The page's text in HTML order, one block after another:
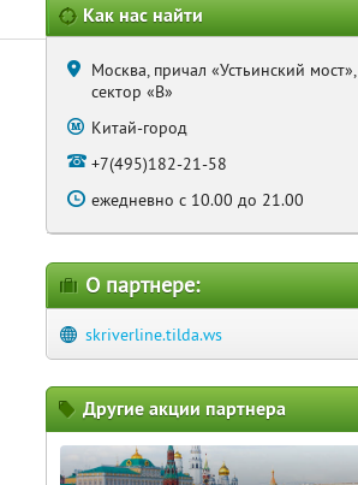
Как нас найти
Москва, причал «Устьинский мост»,
сектор «B»
Китай-город
+7(495)182-21-58
ежедневно c 10.00 до 21.00
О партнере:
skriverline.tilda.ws
Другие акции партнера